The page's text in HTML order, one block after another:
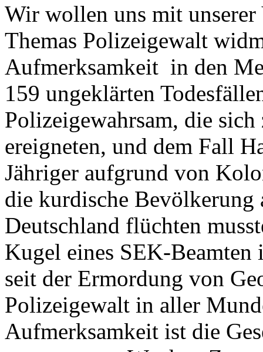
Wir wollen uns mit unserer
Themas Polizeigewalt
Aufmerksamkeit in den
159 ungeklärten
Polizeigewahrsam, die
ereigneten, und dem Fall
Jähriger aufgrund von
die kurdische
Deutschland flüchten
Kugel eines SEK-Beamten
seit der Ermordung von
Polizeigewalt in aller
Aufmerksamkeit ist die